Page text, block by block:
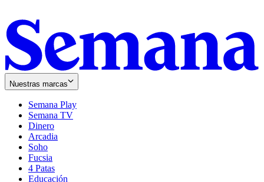
Nuestras marcas
Semana Play
Semana TV
Dinero
Arcadia
Soho
in
new
window
Fucsia
in
new
4 Patas
Educación